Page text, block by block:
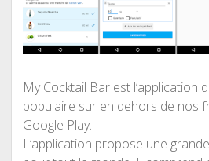
My Cocktail Bar est l’application
populaire sur en dehors de nos
Google Play.
L’application propose une